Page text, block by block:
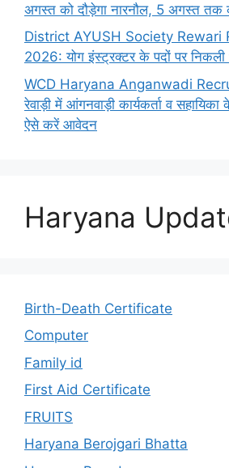
अगस्त को दौड़ेगा नारनौल, 5 अगस्त तक
District AYUSH Society Rewari
2026: योग इंस्ट्रक्टर के पदों पर
WCD Haryana Anganwadi
रेवाड़ी में आंगनवाड़ी कार्यकर्ता व
ऐसे करें आवेदन
Haryana
Birth-Death Certificate
Computer
Family id
First Aid Certificate
FRUITS
Haryana Berojgari Bhatta